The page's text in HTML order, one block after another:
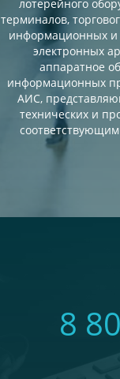
лотерейного
терминалов,
информационных
электронных
аппаратное
информационных
АИС,
технических и
8